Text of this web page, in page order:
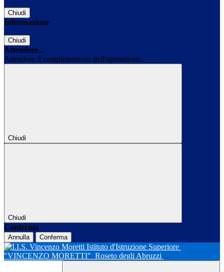
Chiudi
Informazione
Chiudi
Attendere...
Attendere il completamento dell'operazione...
Chiudi
Chiudi
Conferma
Annulla Conferma
Istituto d'Istruzione Superiore
"VINCENZO MORETTI" Roseto degli Abruzzi